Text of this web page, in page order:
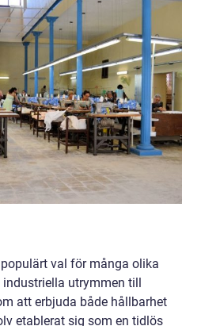
val för många olika
utrymmen till
att erbjuda både hållbarhet
etablerat sig som en tidlös